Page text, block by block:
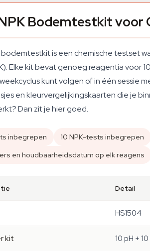
Bodemtestkit voor
bodemtestkit is een chemische testset
Elke kit bevat genoeg reagentia voor
kunt volgen of in één sessie
en kleurvergelijkingskaarten die je
Dan zit je hier goed.
inbegrepen 10 NPK-tests inbegrepen
en houdbaarheidsdatum op elk reagens
Detail
HS1504
kit 10 pH +